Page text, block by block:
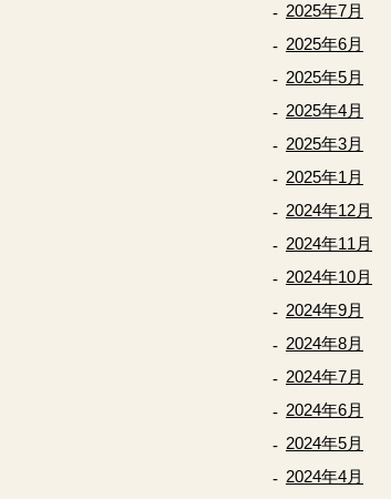
2025年7月
2025年6月
2025年5月
2025年4月
2025年3月
2025年1月
2024年12月
2024年11月
2024年10月
2024年9月
2024年8月
2024年7月
2024年6月
2024年5月
2024年4月